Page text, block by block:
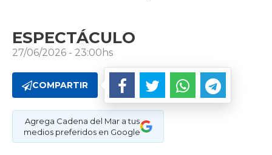
ESPECTÁCULO
27/06/2026 - 23:00hs
COMPARTIR
Agrega Cadena del Mar a tus
medios preferidos en Google